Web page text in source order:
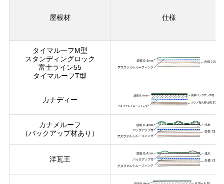
屋根材 仕様
タイマルーフM型
スタンディングロック
富士ライン55
タイマルーフT型
カナディー
カナメルーフ
（バックアップ材あり）
洋瓦王